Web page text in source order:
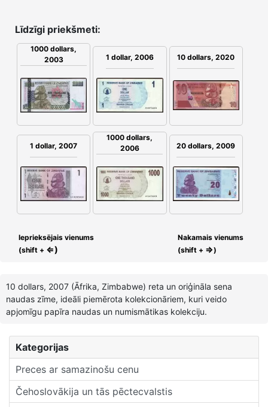
Kategorijas
Preces ar samazinošu cenu
Čehoslovākija un tās pēctecvalstis
Līdzīgi priekšmeti:
1000 dollars,
2003
1 dollar, 2006 10 dollars, 2020
1 dollar, 2007
1000 dollars,
2006
20 dollars, 2009
Ieprieksējais vienums
(shift + ⇐)
Nakamais vienums
(shift + ⇒)
10 dollars, 2007 (Āfrika, Zimbabwe) reta un oriģināla sena
naudas zīme, ideāli piemērota kolekcionāriem, kuri veido
apjomīgu papīra naudas un numismātikas kolekciju.